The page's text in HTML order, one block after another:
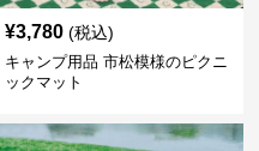
¥3,780 (税込)
キャンプ用品 市松模様のピクニ
ックマット